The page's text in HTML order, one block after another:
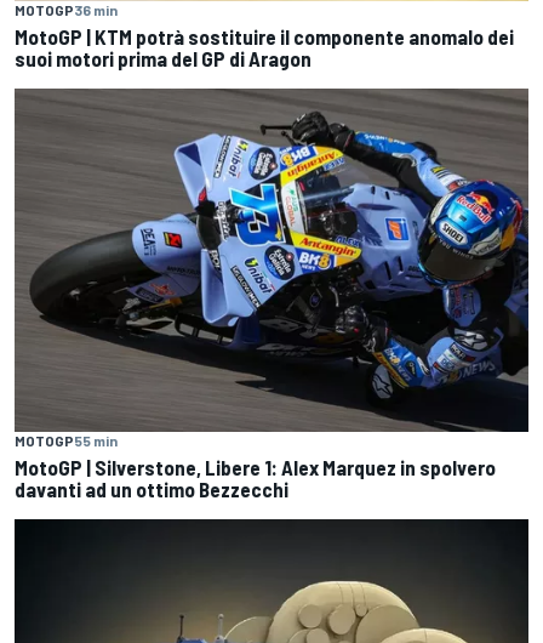
MOTOGP36 min
MotoGP | KTM potrà sostituire il componente anomalo dei
suoi motori prima del GP di Aragon
MOTOGP55 min
MotoGP | Silverstone, Libere 1: Alex Marquez in spolvero
davanti ad un ottimo Bezzecchi